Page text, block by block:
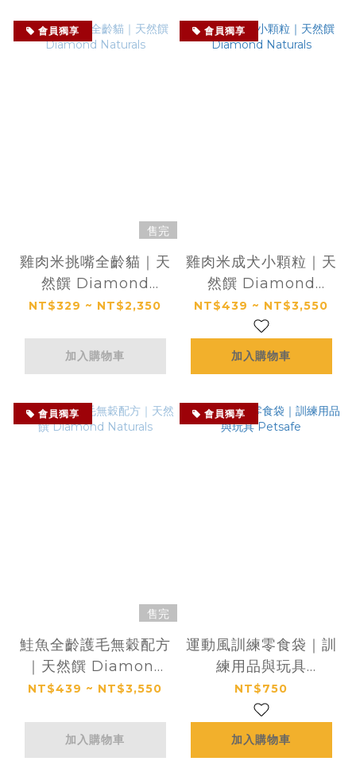
會員獨享
售完
雞肉米挑嘴全齡貓｜天
然饌 Diamond
Naturals
NT$329 ~ NT$2,350
加入購物車
會員獨享
雞肉米成犬小顆粒｜天
然饌 Diamond
Naturals
NT$439 ~ NT$3,550
加入購物車
會員獨享
售完
鮭魚全齡護毛無穀配方
｜天然饌 Diamond
Naturals
NT$439 ~ NT$3,550
加入購物車
會員獨享
運動風訓練零食袋｜訓
練用品與玩具
Petsafe
NT$750
加入購物車